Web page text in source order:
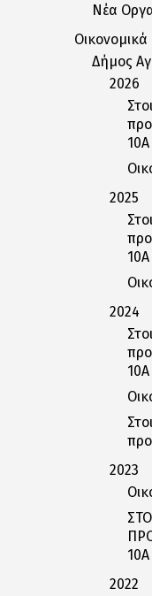
Nέα
Οικονομικά
Δήμος
2026
2025
2024
2023
2022